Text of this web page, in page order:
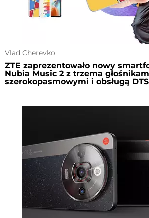
Vlad Cherevko
ZTE zaprezentowało nowy
Nubia Music 2 z trzema
szerokopasmowymi i obsługą